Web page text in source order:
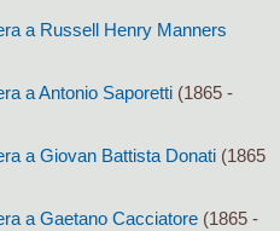
a Russell Henry Manners
a Antonio Saporetti (1865 -
a Giovan Battista Donati (1865
a Gaetano Cacciatore (1865 -